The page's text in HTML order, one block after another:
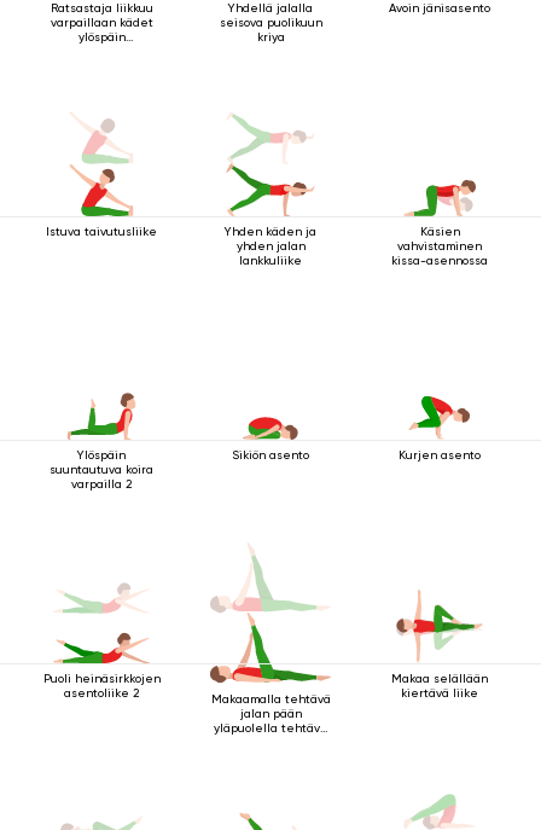
Ratsastaja liikkuu
varpaillaan kädet
ylöspäin
Yhdellä jalalla
seisova puolikuun
kriya
Avoin jänisasento
Istuva taivutusliike
Yhden käden ja
yhden jalan
lankkuliike
Käsien
vahvistaminen
kissa-asennossa
Ylöspäin
suuntautuva koira
varpailla 2
Sikiön asento Kurjen asento
Puoli heinäsirkkojen
asentoliike 2
Makaamalla tehtävä
jalan pään
yläpuolella tehtävä
Makaa selällään
kiertävä liike